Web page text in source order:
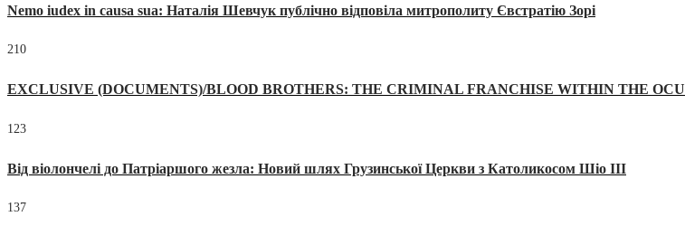
Nemo iudex in causa sua: Наталія Шевчук публічно відповіла митрополиту Євстратію Зорі
210
EXCLUSIVE (DOCUMENTS)/BLOOD BROTHERS: THE CRIMINAL FRANCHISE WITHIN THE OCU
123
Від віолончелі до Патріаршого жезла: Новий шлях Грузинської Церкви з Католикосом Шіо III
137